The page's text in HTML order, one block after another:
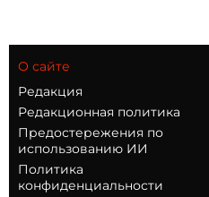
О сайте
Редакция
Редакционная политика
Предостережения по
использованию ИИ
Политика
конфиденциальности